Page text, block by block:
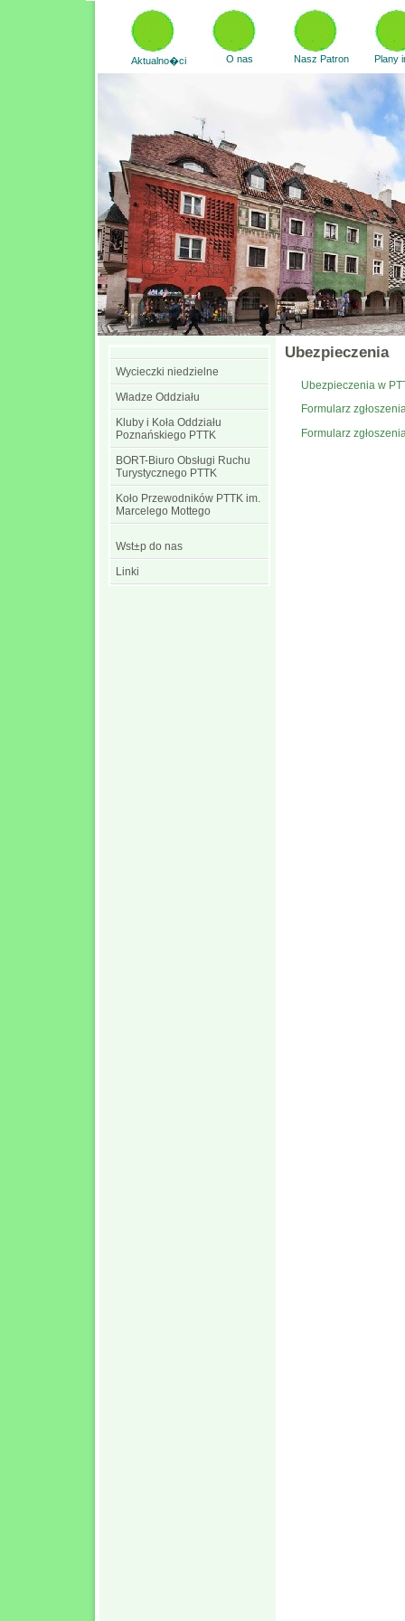
Aktualno�ci O nas Nasz Patron Plany
Wycieczki niedzielne
Władze Oddziału
Kluby i Koła Oddziału
Poznańskiego PTTK
BORT-Biuro Obsługi Ruchu
Turystycznego PTTK
Koło Przewodników PTTK im.
Marcelego Mottego
Wst±p do nas
Linki
Ubezpieczenia
Ubezpieczenia w
Formularz
Formularz